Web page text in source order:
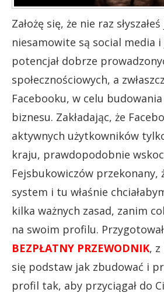
Założę się, że nie raz
niesamowite są social media
potencjał dobrze
społecznościowych, a
Facebooku, w celu
biznesu. Zakładając, że
aktywnych użytkowników
kraju, prawdopodobnie
Fejsbukowiczów przekonany,
system i tu właśnie
kilka ważnych zasad, zanim
na swoim profilu.
BEZPŁATNY PRZEWODNIK,
się podstaw jak zbudować i
profil tak, aby przyciągał do